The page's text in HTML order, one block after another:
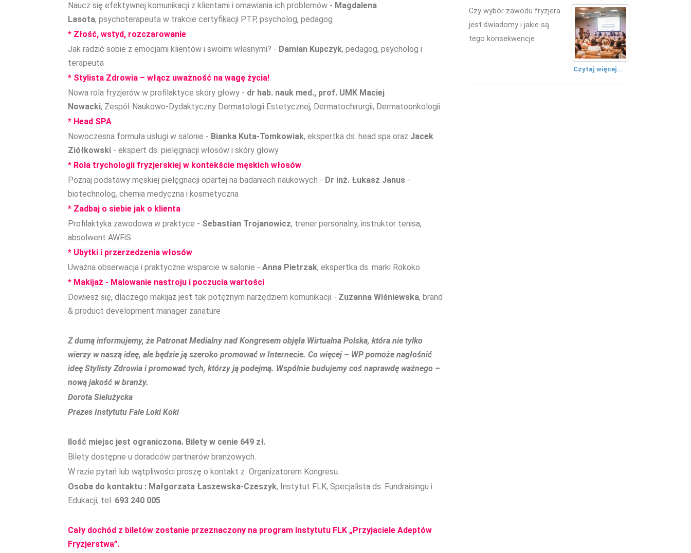
Czy wybór zawodu fryzjera
jest świadomy i jakie są
tego konsekwencje
Czytaj więcej...
Naucz się efektywnej komunikacji z klientami i omawiania ich problemów - Magdalena
Lasota, psychoterapeuta w trakcie certyfikacji PTP, psycholog, pedagog
* Złość, wstyd, rozczarowanie
Jak radzić sobie z emocjami klientów i swoimi własnymi? - Damian Kupczyk, pedagog, psycholog i
terapeuta
* Stylista Zdrowia – włącz uważność na wagę życia!
Nowa rola fryzjerów w profilaktyce skóry głowy - dr hab. nauk med., prof. UMK Maciej
Nowacki, Zespół Naukowo-Dydaktyczny Dermatologii Estetycznej, Dermatochirurgii, Dermatoonkologii
* Head SPA
Nowoczesna formuła usługi w salonie - Bianka Kuta-Tomkowiak, ekspertka ds. head spa oraz Jacek
Ziółkowski - ekspert ds. pielęgnacji włosów i skóry głowy
* Rola trychologii fryzjerskiej w kontekście męskich włosów
Poznaj podstawy męskiej pielęgnacji opartej na badaniach naukowych - Dr inż. Łukasz Janus -
biotechnolog, chemia medyczna i kosmetyczna
* Zadbaj o siebie jak o klienta
Profilaktyka zawodowa w praktyce - Sebastian Trojanowicz, trener personalny, instruktor tenisa,
absolwent AWFiS
* Ubytki i przerzedzenia włosów
Uważna obserwacja i praktyczne wsparcie w salonie - Anna Pietrzak, ekspertka ds. marki Rokoko
* Makijaż - Malowanie nastroju i poczucia wartości
Dowiesz się, dlaczego makijaż jest tak potężnym narzędziem komunikacji - Zuzanna Wiśniewska, brand
& product development manager zanature
Z dumą informujemy, że Patronat Medialny nad Kongresem objęła Wirtualna Polska, która nie tylko
wierzy w naszą ideę, ale będzie ją szeroko promować w Internecie. Co więcej – WP pomoże nagłośnić
ideę Stylisty Zdrowia i promować tych, którzy ją podejmą. Wspólnie budujemy coś naprawdę ważnego –
nową jakość w branży.
Dorota Sielużycka
Prezes Instytutu Fale Loki Koki
Ilość miejsc jest ograniczona. Bilety w cenie 649 zł.
Bilety dostępne u doradców partnerów branżowych.
W razie pytań lub wątpliwości proszę o kontakt z Organizatorem Kongresu.
Osoba do kontaktu : Małgorzata Łaszewska-Czeszyk, Instytut FLK, Specjalista ds. Fundraisingu i
Edukacji, tel. 693 240 005
Cały dochód z biletów zostanie przeznaczony na program Instytutu FLK „Przyjaciele Adeptów
Fryzjerstwa”.